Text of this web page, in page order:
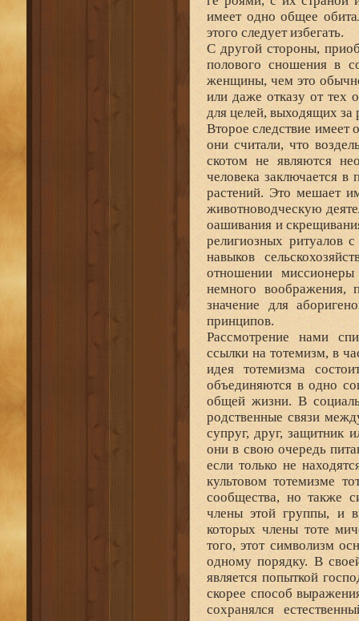
имеет одно общее
этого следует избегать.
С другой стороны,
полового сношения в
женщины, чем это
или даже отказу от тех
для целей, выходящих за
Второе следствие имеет
они считали, что
скотом не являются
человека заключается
растений. Это мешает
животноводческую
оашивания и
религиозных ритуалов
навыков
отношении
немного воображения,
значение для
принципов.
Рассмотрение нами
ссылки на тотемизм, в
идея тотемизма
объединяются в одно
общей жизни. В
родственные связи
супруг, друг, защитник
они в свою очередь
если только не
культовом тотемизме
сообщества, но также
члены этой группы, и
которых члены тоте
того, этот символизм
одному порядку. В
является попыткой
скорее способ
сохранялся